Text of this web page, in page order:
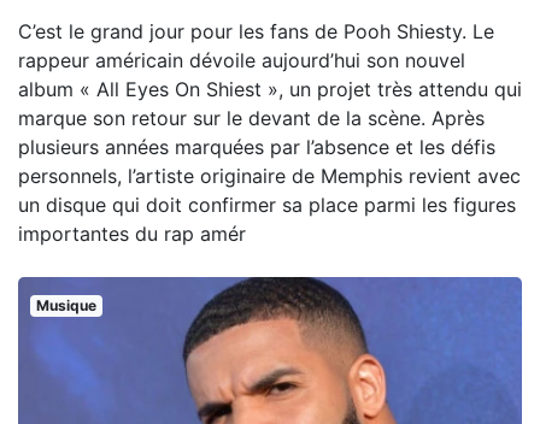
C’est le grand jour pour les fans de Pooh Shiesty. Le
rappeur américain dévoile aujourd’hui son nouvel
album « All Eyes On Shiest », un projet très attendu qui
marque son retour sur le devant de la scène. Après
plusieurs années marquées par l’absence et les défis
personnels, l’artiste originaire de Memphis revient avec
un disque qui doit confirmer sa place parmi les figures
importantes du rap amér
Musique